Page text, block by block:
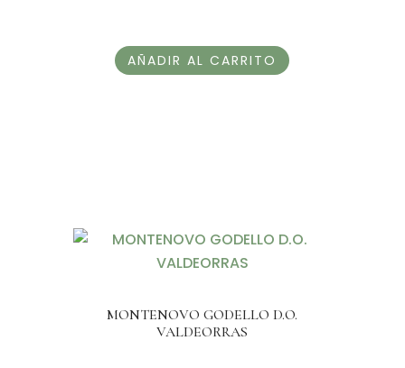
AÑADIR AL CARRITO
MONTENOVO GODELLO D.O.
VALDEORRAS